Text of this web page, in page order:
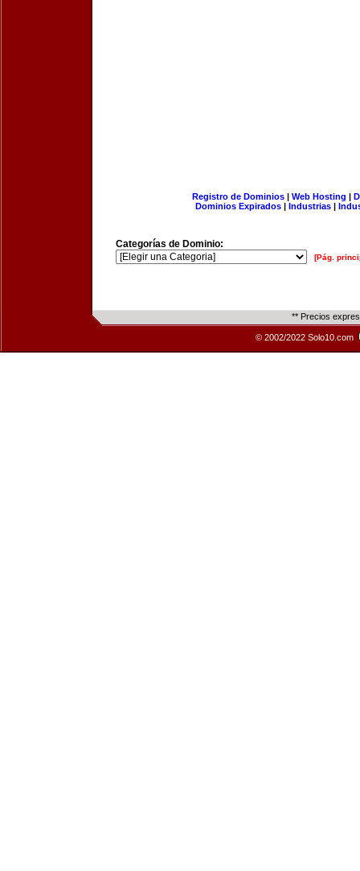
Registro de Dominios| Web Hosting |
Dominios Expirados | Industrias |
Categorías de Dominio:
[Pág.
** Precios
© 2002/2022 Solo10.com